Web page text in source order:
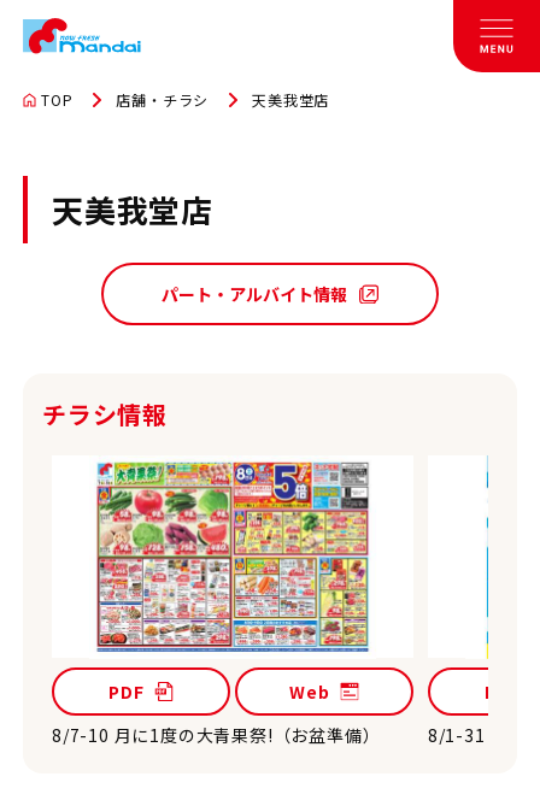
TOP 店舗・チラシ 天美我堂店
天美我堂店
パート・アルバイト情報
チラシ情報
PDF
Web
8/7-10 月に1度の大青果祭!（お盆準備）
PDF
8/1-31 第3回